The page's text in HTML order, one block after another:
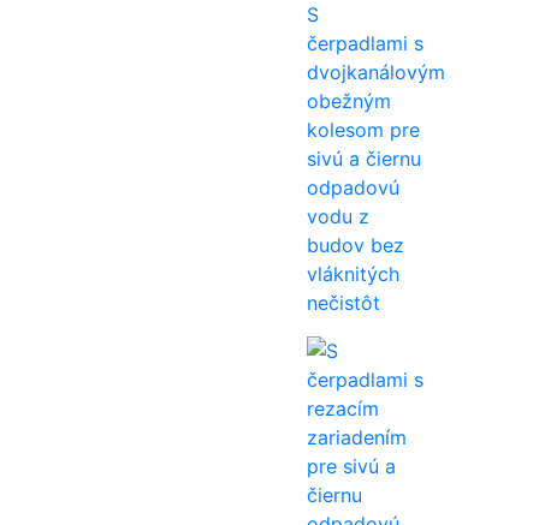
S
čerpadlami s
dvojkanálovým
obežným
kolesom pre
sivú a čiernu
odpadovú
vodu z
budov bez
vláknitých
nečistôt